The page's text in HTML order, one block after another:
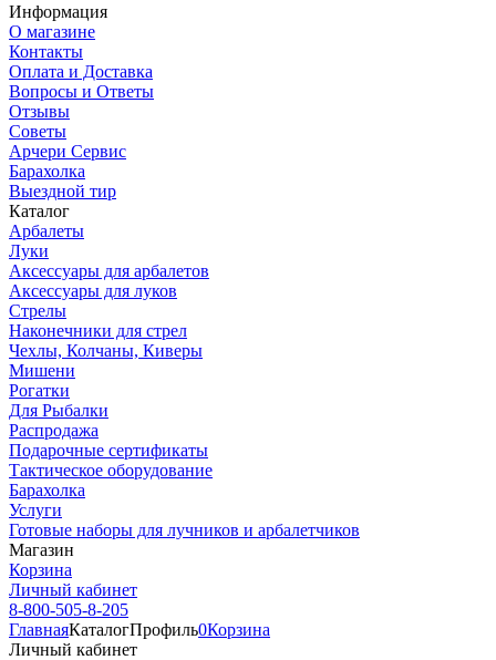
Информация
О магазине
Контакты
Оплата и Доставка
Вопросы и Ответы
Отзывы
Советы
Арчери Сервис
Барахолка
Выездной тир
Каталог
Арбалеты
Луки
Аксессуары для арбалетов
Аксессуары для луков
Стрелы
Наконечники для стрел
Чехлы, Колчаны, Киверы
Мишени
Рогатки
Для Рыбалки
Распродажа
Подарочные сертификаты
Тактическое оборудование
Барахолка
Услуги
Готовые наборы для лучников и арбалетчиков
Магазин
Корзина
Личный кабинет
8-800-505-8-205
ГлавнаяКаталогПрофиль0Корзина
Личный кабинет